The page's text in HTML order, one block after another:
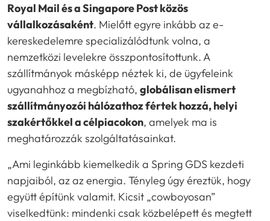
Royal Mail és a Singapore Post közös
vállalkozásaként. Mielőtt egyre inkább az e-
kereskedelemre specializálódtunk volna, a
nemzetközi levelekre összpontosítottunk. A
szállítmányok másképp néztek ki, de ügyfeleink
ugyanahhoz a megbízható, globálisan elismert
szállítmányozói hálózathoz fértek hozzá, helyi
szakértőkkel a célpiacokon, amelyek ma is
meghatározzák szolgáltatásainkat.
„Ami leginkább kiemelkedik a Spring GDS kezdeti
napjaiból, az az energia. Tényleg úgy éreztük, hogy
együtt építünk valamit. Kicsit „cowboyosan”
viselkedtünk: mindenki csak közbelépett és megtett